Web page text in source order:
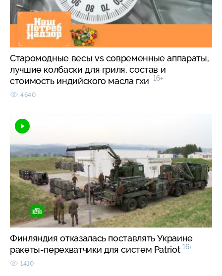
Старомодные весы vs современные аппараты,
лучшие колбаски для гриля, состав и
стоимость индийского масла гхи 16+
4640
Финляндия отказалась поставлять Украине
ракеты-перехватчики для систем Patriot 16+
1410